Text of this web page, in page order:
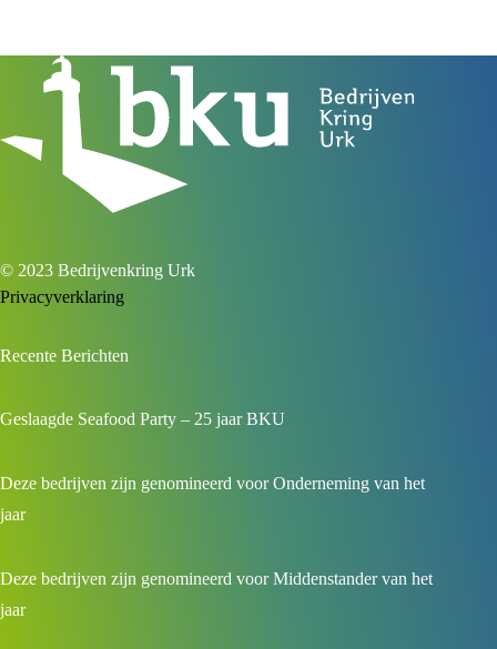
© 2023 Bedrijvenkring Urk
Privacyverklaring
Recente Berichten
Geslaagde Seafood Party – 25 jaar BKU
Deze bedrijven zijn genomineerd voor Onderneming van het
jaar
Deze bedrijven zijn genomineerd voor Middenstander van het
jaar